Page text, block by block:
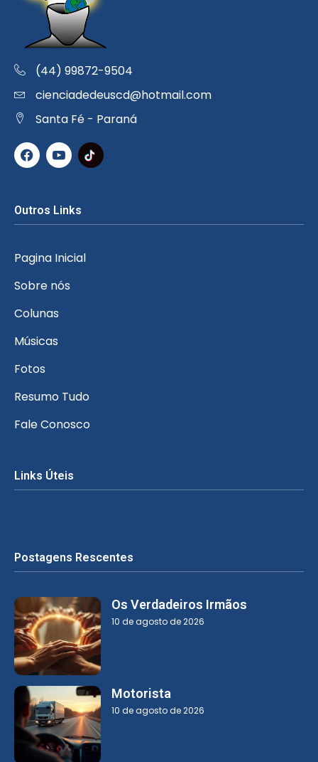
(44) 99872-9504
cienciadedeuscd@hotmail.com
Santa Fé - Paraná
Outros Links
Pagina Inicial
Sobre nós
Colunas
Músicas
Fotos
Resumo Tudo
Fale Conosco
Links Úteis
Postagens Rescentes
Os Verdadeiros Irmãos
10 de agosto de 2026
Motorista
10 de agosto de 2026